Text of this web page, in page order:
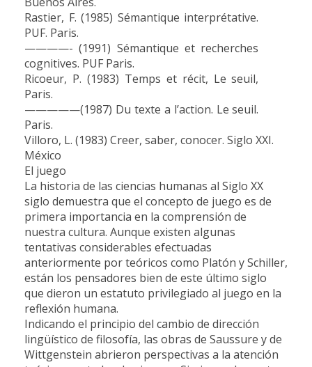
Rastier, F. (1985) Sémantique interprétative.
PUF. Paris.
————- (1991) Sémantique et recherches
cognitives. PUF Paris.
Ricoeur, P. (1983) Temps et récit, Le seuil,
Paris.
—————(1987) Du texte a l’action. Le seuil.
Paris.
Villoro, L. (1983) Creer, saber, conocer. Siglo XXI.
México
El juego
La historia de las ciencias humanas al Siglo XX
siglo demuestra que el concepto de juego es de
primera importancia en la comprensión de
nuestra cultura. Aunque existen algunas
tentativas considerables efectuadas
anteriormente por teóricos como Platón y Schiller,
están los pensadores bien de este último siglo
que dieron un estatuto privilegiado al juego en la
reflexión humana.
Indicando el principio del cambio de dirección
lingüístico de filosofía, las obras de Saussure y de
Wittgenstein abrieron perspectivas a la atención